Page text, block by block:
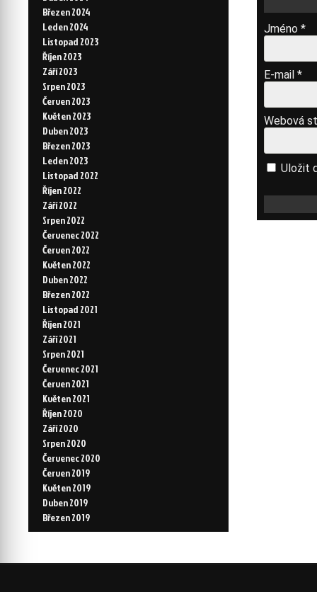
Jméno *
E-mail *
Webová
Uložit
Březen 2024
Leden 2024
Listopad 2023
Říjen 2023
Září 2023
Srpen 2023
Červen 2023
Květen 2023
Duben 2023
Březen 2023
Leden 2023
Listopad 2022
Říjen 2022
Září 2022
Srpen 2022
Červenec 2022
Červen 2022
Květen 2022
Duben 2022
Březen 2022
Listopad 2021
Říjen 2021
Září 2021
Srpen 2021
Červenec 2021
Červen 2021
Květen 2021
Říjen 2020
Září 2020
Srpen 2020
Červenec 2020
Červen 2019
Květen 2019
Duben 2019
Březen 2019